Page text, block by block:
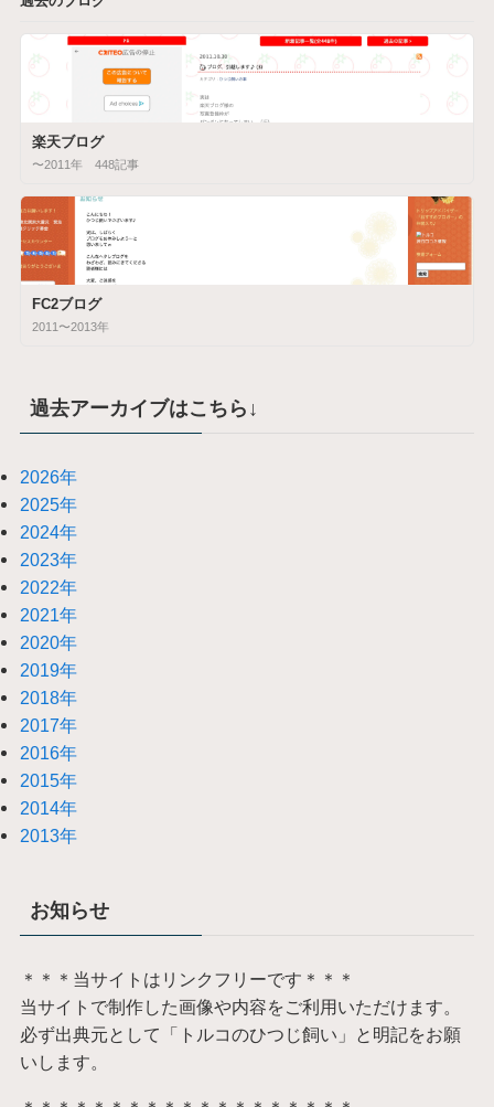
楽天ブログ
〜2011年 448記事
FC2ブログ
2011〜2013年
過去アーカイブはこちら↓
2026年
2025年
2024年
2023年
2022年
2021年
2020年
2019年
2018年
2017年
2016年
2015年
2014年
2013年
お知らせ
＊＊＊当サイトはリンクフリーです＊＊＊
当サイトで制作した画像や内容をご利用いただけます。
必ず出典元として「トルコのひつじ飼い」と明記をお願
いします。